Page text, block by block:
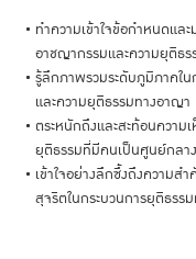
ทำความเข้าใจข้อกำหนดแล
อาชญากรรมและความยุติธ
รู้ลึกภาพรวมระดับภูมิภาคใ
และความยุติธรรมทางอาญา
ตระหนักถึงและสะท้อนควา
ยุติธรรมที่มีคนเป็นศูนย์กลาง
เข้าใจอย่างลึกซึ้งถึงความ
สุจริตในกระบวนการยุติธรร